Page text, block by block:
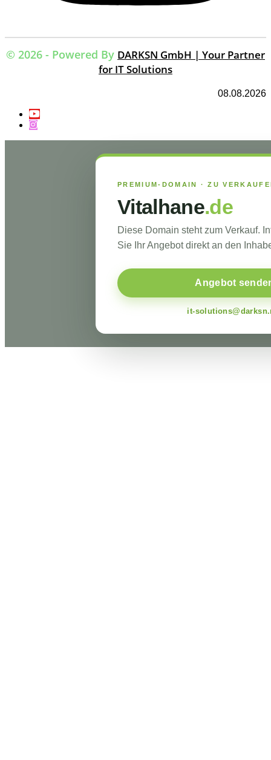
© 2026 - Powered By DARKSN GmbH | Your Partner
for IT Solutions
08.08.2026
PREMIUM-DOMAIN · ZU
Vitalhane.de
Diese Domain steht zum Verkauf.
Sie Ihr Angebot direkt an den
Angebot
it-